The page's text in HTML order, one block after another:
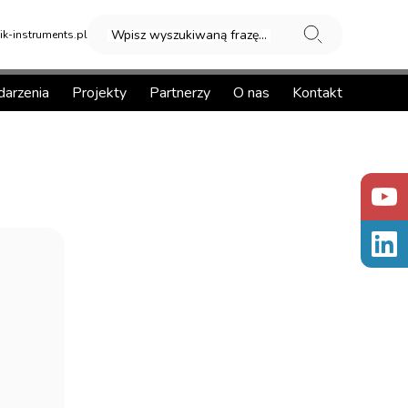
instruments.pl Wpisz wyszukiwaną frazę...
Projekty Partnerzy O nas Kontakt